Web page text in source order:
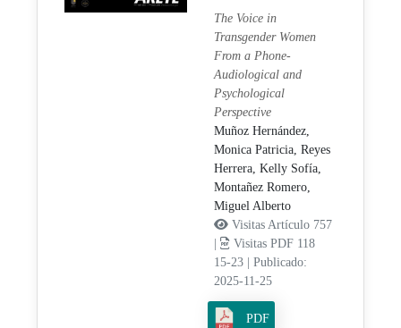
The Voice in
Transgender Women
From a Phone-
Audiological and
Psychological
Perspective
Muñoz Hernández,
Monica Patricia, Reyes
Herrera, Kelly Sofía,
Montañez Romero,
Miguel Alberto
Visitas Artículo 757
|
Visitas PDF 118
15-23 | Publicado:
2025-11-25
PDF